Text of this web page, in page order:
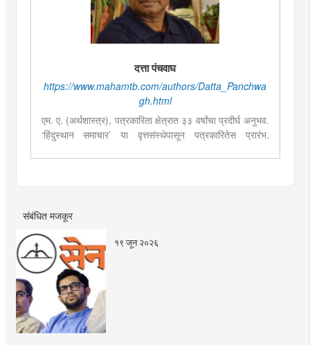
दत्ता पंचवाघ
https://www.mahamtb.com/authors/Datta_Panchwa
gh.html
एम. ए. (अर्थशास्त्र), पत्रकारिता क्षेत्रात ३३ वर्षांचा प्रदीर्घ अनुभव.
‘हिंदुस्थान समाचार’ या वृत्तसंस्थेपासून पत्रकारितेस प्रारंभ.
संबंधित मजकूर
१९ जून २०२६